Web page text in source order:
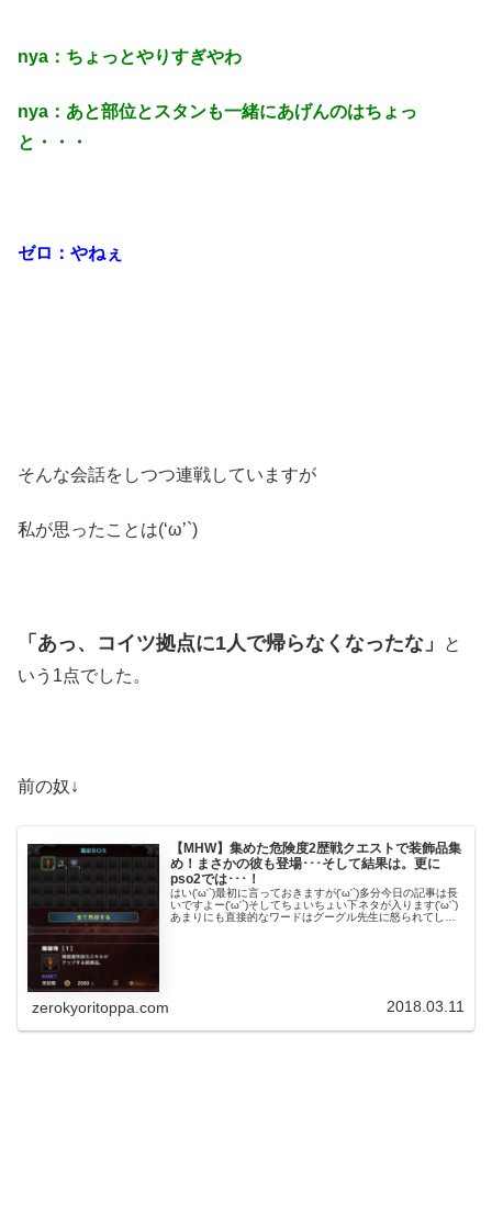
nya：ちょっとやりすぎやわ
nya：あと部位とスタンも一緒にあげんのはちょっ
と・・・
ゼロ：やねぇ
そんな会話をしつつ連戦していますが
私が思ったことは(‘ω’`)
「あっ、コイツ拠点に1人で帰らなくなったな」
と
いう1点でした。
前の奴↓
【MHW】集めた危険度2歴戦クエストで装飾品集
め！まさかの彼も登場･･･そして結果は。更に
pso2では･･･！
はい('ω'`)最初に言っておきますが('ω'`)多分今日の記事は長
いですよー('ω'`)そしてちょいちょい下ネタが入ります('ω'`)
あまりにも直接的なワードはグーグル先生に怒られてしま
zerokyoritoppa.com 2018.03.11